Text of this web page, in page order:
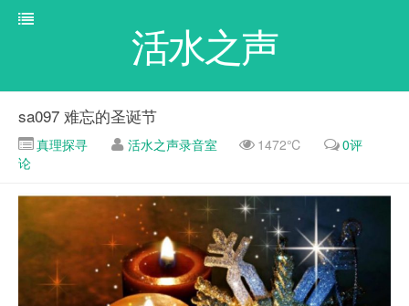
活水之声
sa097 难忘的圣诞节
真理探寻 活水之声录音室 1472℃
0评
论